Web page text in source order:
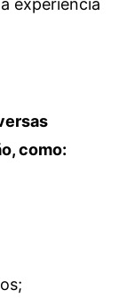
experiência
como: